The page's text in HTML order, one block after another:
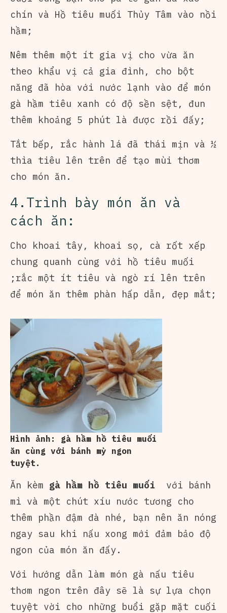
chín và Hồ tiêu muối Thủy Tâm vào nồi
hầm;
Nêm thêm một ít gia vị cho vừa ăn
theo khẩu vị cả gia đình, cho bột
năng đã hòa với nước lạnh vào để món
gà hầm tiêu xanh có độ sền sệt, đun
thêm khoảng 5 phút là được rồi đấy;
Tắt bếp, rắc hành lá đã thái mịn và ½
thìa tiêu lên trên để tạo mùi thơm
cho món ăn.
4.Trình bày món ăn và
cách ăn:
Cho khoai tây, khoai sọ, cà rốt xếp
chung quanh cùng với hồ tiêu muối
;rắc một ít tiêu và ngò rí lên trên
để món ăn thêm phàn hấp dẫn, đẹp mắt;
Hình ảnh: gà hầm hồ tiêu muối
ăn cùng với bánh mỳ ngon
tuyệt.
Ăn kèm gà hầm hồ tiêu muối với bánh
mì và một chút xíu nước tương cho
thêm phần đậm đà nhé, bạn nên ăn nóng
ngay sau khi nấu xong mới đảm bảo độ
ngon của món ăn đấy.
Với hướng dẫn làm món gà nấu tiêu
thơm ngon trên đây sẽ là sự lựa chọn
tuyệt vời cho những buổi gặp mặt cuối